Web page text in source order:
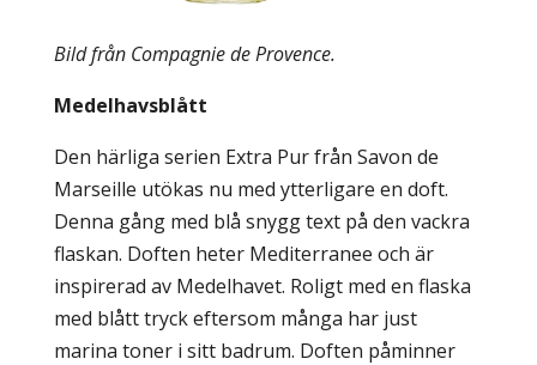
Bild från Compagnie de Provence.
Medelhavsblått
Den härliga serien Extra Pur från Savon de
Marseille utökas nu med ytterligare en doft.
Denna gång med blå snygg text på den vackra
flaskan. Doften heter Mediterranee och är
inspirerad av Medelhavet. Roligt med en flaska
med blått tryck eftersom många har just
marina toner i sitt badrum. Doften påminner